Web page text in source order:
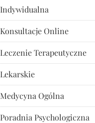
Indywidualna
Konsultacje Online
Leczenie Terapeutyczne
Lekarskie
Medycyna Ogólna
Poradnia Psychologiczna